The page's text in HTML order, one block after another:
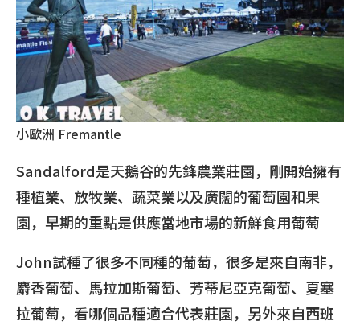
小歐洲 Fremantle
Sandalford是天鵝谷的先鋒農業莊園，剛開始擁有
種植業、放牧業、蔬菜業以及廣闊的葡萄園和果
園，早期的重點是供應當地市場的新鮮食用葡萄
John試種了很多不同種的葡萄，很多是來自南非，
麝香葡萄、馬拉加斯葡萄、芳蒂尼亞克葡萄、夏塞
拉葡萄，看哪個品種適合代表莊園，另外來自西班